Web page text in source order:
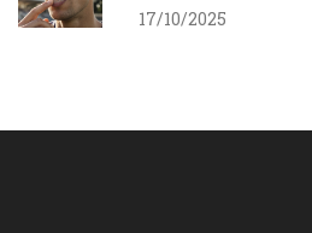
17/10/2025